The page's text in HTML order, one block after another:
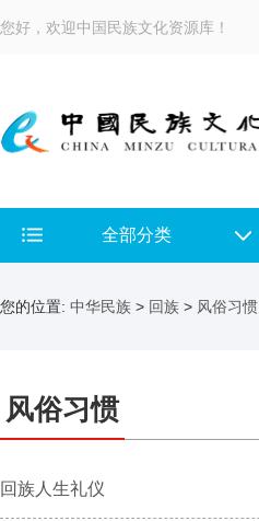
您好，欢迎中国民族文化资源库！
全部分类
您的位置: 中华民族 > 回族 > 风俗习惯
风俗习惯
回族人生礼仪